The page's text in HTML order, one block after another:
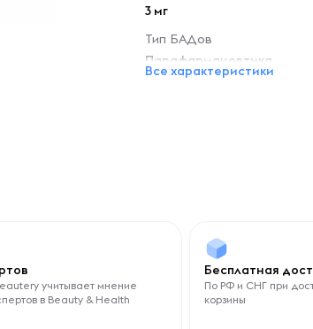
3 мг
Тип БАДов
Парафармацевтика
Все характеристики
учитывает мнение
в Beauty & Health
Бесплатная
По РФ и СНГ при
корзины